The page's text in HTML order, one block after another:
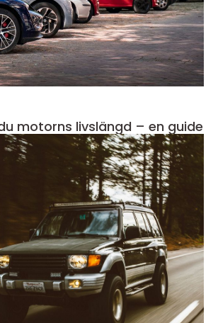
motorns livslängd – en guide